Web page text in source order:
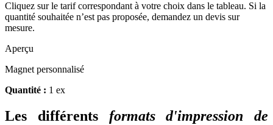
Cliquez sur le tarif correspondant à votre choix dans le tableau. Si la
quantité souhaitée n’est pas proposée, demandez un devis sur
mesure.
Aperçu
Magnet personnalisé
Quantité : 1 ex
Les différents formats d'impression de